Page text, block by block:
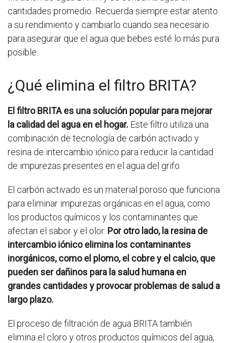
cantidades promedio. Recuerda siempre estar atento
a su rendimiento y cambiarlo cuando sea necesario
para asegurar que el agua que bebes esté lo más pura
posible.
¿Qué elimina el filtro BRITA?
El filtro BRITA es una solución popular para mejorar
la calidad del agua en el hogar. Este filtro utiliza una
combinación de tecnología de carbón activado y
resina de intercambio iónico para reducir la cantidad
de impurezas presentes en el agua del grifo.
El carbón activado es un material poroso que funciona
para eliminar impurezas orgánicas en el agua, como
los productos químicos y los contaminantes que
afectan el sabor y el olor. Por otro lado, la resina de
intercambio iónico elimina los contaminantes
inorgánicos, como el plomo, el cobre y el calcio, que
pueden ser dañinos para la salud humana en
grandes cantidades y provocar problemas de salud a
largo plazo.
El proceso de filtración de agua BRITA también
elimina el cloro y otros productos químicos del agua,